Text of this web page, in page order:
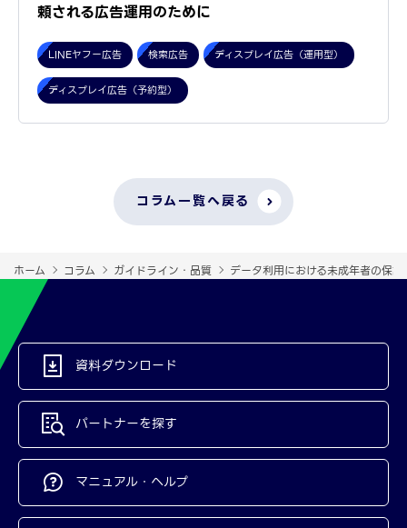
頼される広告運用のために
LINEヤフー広告 検索広告 ディスプレイ広告（運用型）
ディスプレイ広告（予約型）
コラム一覧へ戻る
ホーム コラム ガイドライン・品質 データ利用における未成年者の保
資料ダウンロード
パートナーを探す
マニュアル・ヘルプ